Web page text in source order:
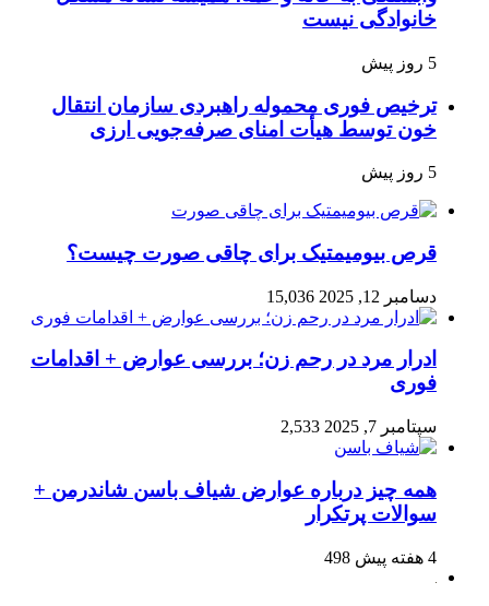
خانوادگی نیست
5 روز پیش
ترخیص فوری محموله راهبردی سازمان انتقال
خون توسط هیأت امنای صرفه‌جویی ارزی
5 روز پیش
قرص بیومیمتیک برای چاقی صورت چیست؟
دسامبر 12, 2025 15,036
ادرار مرد در رحم زن؛ بررسی عوارض + اقدامات
فوری
سپتامبر 7, 2025 2,533
همه چیز درباره عوارض شیاف باسن شاندرمن +
سوالات پرتکرار
4 هفته پیش 498